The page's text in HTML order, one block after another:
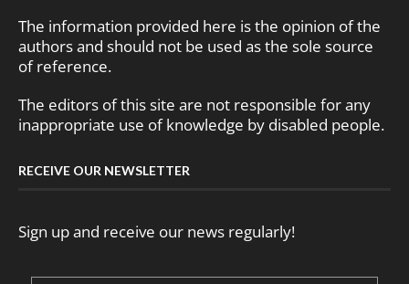
The information provided here is the opinion of the
authors and should not be used as the sole source
of reference.
The editors of this site are not responsible for any
inappropriate use of knowledge by disabled people.
RECEIVE OUR NEWSLETTER
Sign up and receive our news regularly!